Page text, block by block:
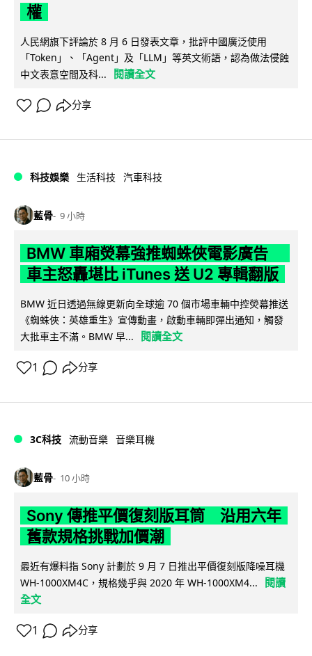
權
人民網旗下評論於 8 月 6 日發表文章，批評中國廣泛使用
「Token」、「Agent」及「LLM」等英文術語，認為做法侵蝕
中文表意空間及科...
閱讀全文
分享
科技娛樂 生活科技 汽車科技
藍骨 9 小時
BMW 車廂熒幕強推蜘蛛俠電影廣告
車主怒轟堪比 iTunes 送 U2 專輯翻版
BMW 近日透過無線更新向全球逾 70 個市場車輛中控熒幕推送
《蜘蛛俠：英雄重生》宣傳動畫，啟動車輛即彈出通知，觸發
大批車主不滿。BMW 早...
閱讀全文
1 分享
3C科技 流動音樂 音樂耳機
藍骨 10 小時
Sony 傳推平價復刻版耳筒 沿用六年
舊款規格挑戰加價潮
最近有爆料指 Sony 計劃於 9 月 7 日推出平價復刻版降噪耳機
WH-1000XM4C，規格幾乎與 2020 年 WH-1000XM4...
閱讀
全文
1 分享